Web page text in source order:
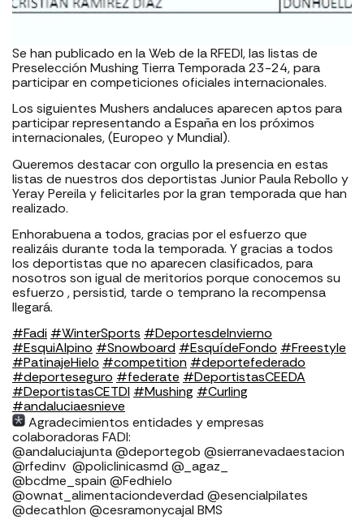
Se han publicado en la Web de la RFEDI, las listas de
Preselección Mushing Tierra Temporada 23-24, para
participar en competiciones oficiales internacionales.
Los siguientes Mushers andaluces aparecen aptos para
participar representando a España en los próximos
internacionales, (Europeo y Mundial).
Queremos destacar con orgullo la presencia en estas
listas de nuestros dos deportistas Junior Paula Rebollo y
Yeray Pereila y felicitarles por la gran temporada que han
realizado.
Enhorabuena a todos, gracias por el esfuerzo que
realizáis durante toda la temporada. Y gracias a todos
los deportistas que no aparecen clasificados, para
nosotros son igual de meritorios porque conocemos su
esfuerzo , persistid, tarde o temprano la recompensa
llegará.
#Fadi #WinterSports #DeportesdeInvierno
#EsquiAlpino #Snowboard #EsquídeFondo #Freestyle
#PatinajeHielo #competition #deportefederado
#deporteseguro #federate #DeportistasCEEDA
#DeportistasCETDI #Mushing #Curling
#andaluciaesnieve
Agradecimientos entidades y empresas
colaboradoras FADI: ⁣⁣⁣⁣⁣⁣⁣⁣⁣⁣⁣⁣⁣⁣⁣⁣⁣⁣
⁣⁣⁣⁣@andaluciajunta @deportegob ⁣⁣⁣@sierranevadaestacion
@rfedinv ⁣⁣⁣⁣⁣⁣⁣⁣⁣⁣⁣⁣⁣⁣⁣⁣⁣ @policlinicasmd @_agaz_
@bcdme_spain @Fedhielo
@ownat_alimentaciondeverdad @esencialpilates
@decathlon @cesramonycajal BMS